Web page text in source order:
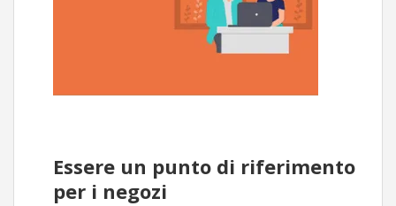
Essere un punto di riferimento
per i negozi